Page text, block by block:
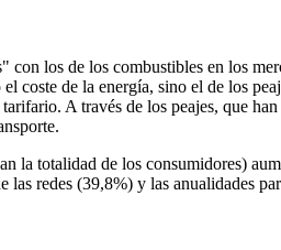
los de los combustibles en los
coste de la energía, sino el de los
A través de los peajes, que
la totalidad de los consumidores)
redes (39,8%) y las anualidades